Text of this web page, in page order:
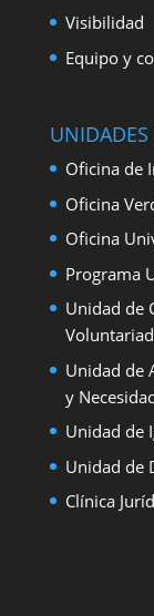
Visibilidad
Equipo y
UNIDADES
Oficina de
Oficina
Oficina
Programa
Unidad de
Unidad de
y
Unidad de
Unidad de
Clínica